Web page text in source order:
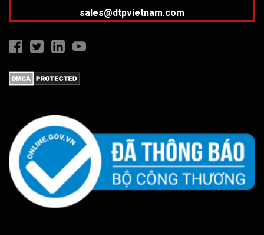
sales@dtpvietnam.com